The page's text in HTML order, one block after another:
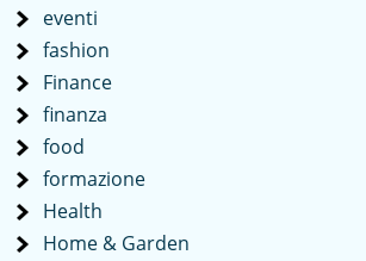
eventi
fashion
Finance
finanza
food
formazione
Health
Home & Garden